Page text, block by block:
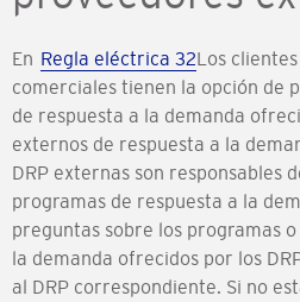
En Regla eléctrica 32Los
comerciales tienen la opción de
de respuesta a la demanda
externos de respuesta a la
DRP externas son responsables
programas de respuesta a la
preguntas sobre los programas
la demanda ofrecidos por los
al DRP correspondiente. Si no